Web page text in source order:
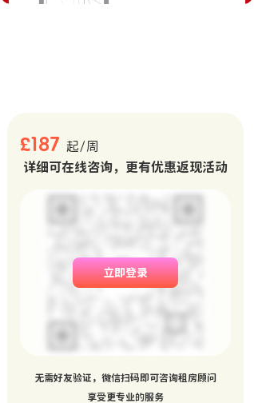
£187
起/周
详细可在线咨询，更有优惠返现活动
立即登录
无需好友验证，微信扫码即可咨询租房顾问
享受更专业的服务